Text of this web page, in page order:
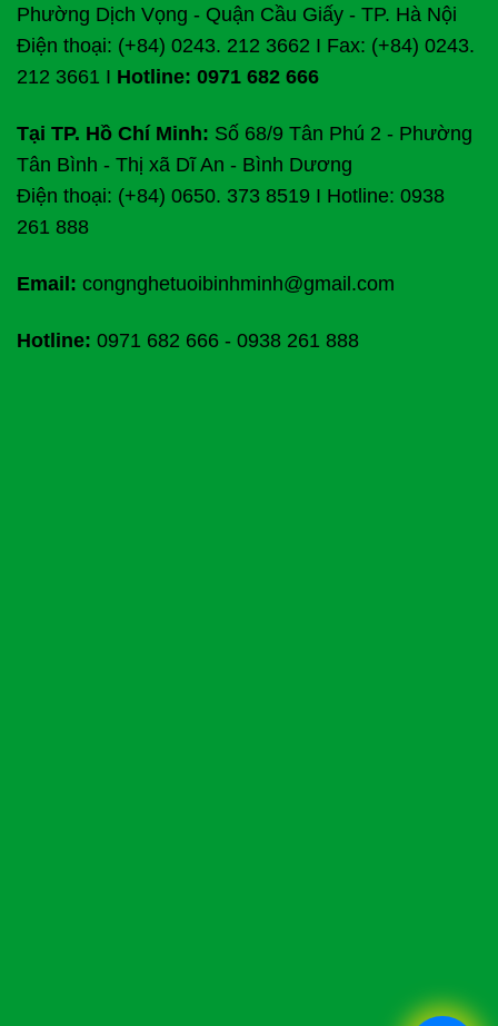
Phường Dịch Vọng - Quận Cầu Giấy - TP. Hà Nội
Điện thoại: (+84) 0243. 212 3662 I Fax: (+84) 0243.
212 3661 I Hotline: 0971 682 666
Tại TP. Hồ Chí Minh: Số 68/9 Tân Phú 2 - Phường
Tân Bình - Thị xã Dĩ An - Bình Dương
Điện thoại: (+84) 0650. 373 8519 I Hotline: 0938
261 888
Email: congnghetuoibinhminh@gmail.com
Hotline: 0971 682 666 - 0938 261 888